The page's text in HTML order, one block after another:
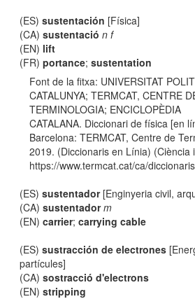
(ES)sustentación [Física]
(CA)sustentació n f
(EN) lift
(FR)portance;sustentation
Font de la fitxa: UNIVERSITAT
CATALUNYA; TERMCAT, CENTRE
TERMINOLOGIA; ENCICLOPÈDIA
CATALANA. Diccionari de física [en
Barcelona: TERMCAT, Centre de
2019. (Diccionaris en Línia) (Ciència
https://www.termcat.cat/ca/
(ES)sustentador[Enginyeria civil,
(CA)sustentador m
(EN)carrier;carrying cable
(ES)sustracción de electrones
partícules]
(CA)sostracció d'electrons
(EN)stripping